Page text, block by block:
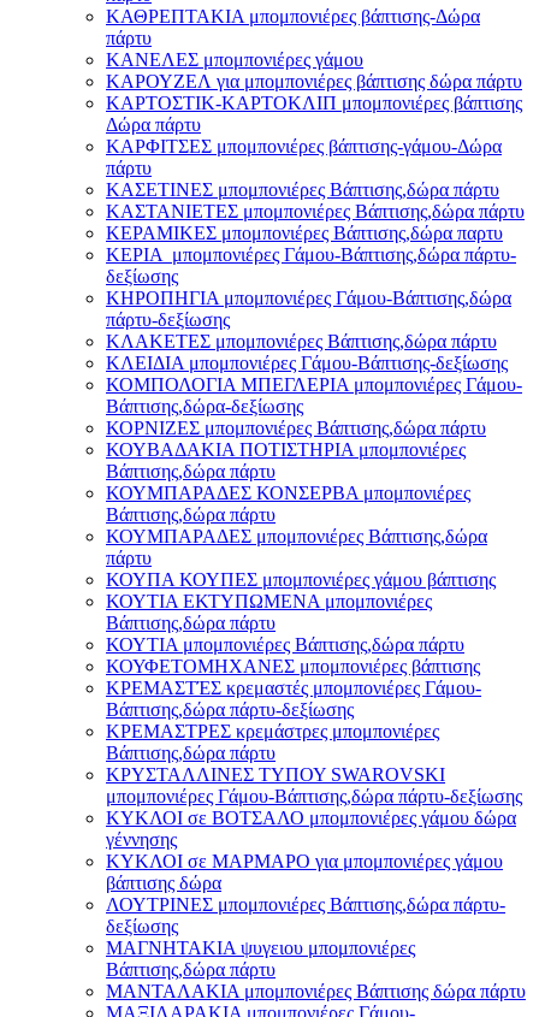
ΚΑΘΡΕΠΤΑΚΙΑ μπομπονιέρες βάπτισης-Δώρα
πάρτυ
ΚΑΝΕΛΕΣ μπομπονιέρες γάμου
ΚΑΡΟΥΖΕΛ για μπομπονιέρες βάπτισης δώρα πάρτυ
ΚΑΡΤΟΣΤΙΚ-ΚΑΡΤΟΚΛΙΠ μπομπονιέρες βάπτισης
Δώρα πάρτυ
ΚΑΡΦΙΤΣΕΣ μπομπονιέρες βάπτισης-γάμου-Δώρα
πάρτυ
ΚΑΣΕΤΙΝΕΣ μπομπονιέρες Βάπτισης,δώρα πάρτυ
ΚΑΣΤΑΝΙΕΤΕΣ μπομπονιέρες Βάπτισης,δώρα πάρτυ
ΚΕΡΑΜΙΚΕΣ μπομπονιέρες Βάπτισης,δώρα παρτυ
ΚΕΡΙΑ μπομπονιέρες Γάμου-Βάπτισης,δώρα πάρτυ-
δεξίωσης
ΚΗΡΟΠΗΓΙΑ μπομπονιέρες Γάμου-Βάπτισης,δώρα
πάρτυ-δεξίωσης
ΚΛΑΚΕΤΕΣ μπομπονιέρες Βάπτισης,δώρα πάρτυ
ΚΛΕΙΔΙΑ μπομπονιέρες Γάμου-Βάπτισης-δεξίωσης
ΚΟΜΠΟΛΟΓΙΑ ΜΠΕΓΛΕΡΙΑ μπομπονιέρες Γάμου-
Βάπτισης,δώρα-δεξίωσης
ΚΟΡΝΙΖΕΣ μπομπονιέρες Βάπτισης,δώρα πάρτυ
ΚΟΥΒΑΔΑΚΙΑ ΠΟΤΙΣΤΗΡΙΑ μπομπονιέρες
Βάπτισης,δώρα πάρτυ
ΚΟΥΜΠΑΡΑΔΕΣ ΚΟΝΣΕΡΒΑ μπομπονιέρες
Βάπτισης,δώρα πάρτυ
ΚΟΥΜΠΑΡΑΔΕΣ μπομπονιέρες Βάπτισης,δώρα
πάρτυ
ΚΟΥΠΑ ΚΟΥΠΕΣ μπομπονιέρες γάμου βάπτισης
ΚΟΥΤΙΑ ΕΚΤΥΠΩΜΕΝΑ μπομπονιέρες
Βάπτισης,δώρα πάρτυ
ΚΟΥΤΙΑ μπομπονιέρες Βάπτισης,δώρα πάρτυ
ΚΟΥΦΕΤΟΜΗΧΑΝΕΣ μπομπονιέρες βάπτισης
ΚΡΕΜΑΣΤΈΣ κρεμαστές μπομπονιέρες Γάμου-
Βάπτισης,δώρα πάρτυ-δεξίωσης
ΚΡΕΜΑΣΤΡΕΣ κρεμάστρες μπομπονιέρες
Βάπτισης,δώρα πάρτυ
ΚΡΥΣΤΑΛΛΙΝΕΣ ΤΥΠΟΥ SWAROVSKI
μπομπονιέρες Γάμου-Βάπτισης,δώρα πάρτυ-δεξίωσης
ΚΥΚΛΟΙ σε ΒΟΤΣΑΛΟ μπομπονιέρες γάμου δώρα
γέννησης
ΚΥΚΛΟΙ σε ΜΑΡΜΑΡΟ για μπομπονιέρες γάμου
βάπτισης δώρα
ΛΟΥΤΡΙΝΕΣ μπομπονιέρες Βάπτισης,δώρα πάρτυ-
δεξίωσης
ΜΑΓΝΗΤΑΚΙΑ ψυγειου μπομπονιέρες
Βάπτισης,δώρα πάρτυ
ΜΑΝΤΑΛΑΚΙΑ μπομπονιέρες Βάπτισης δώρα πάρτυ
ΜΑΞΙΛΑΡΑΚΙΑ μπομπονιέρες Γάμου-